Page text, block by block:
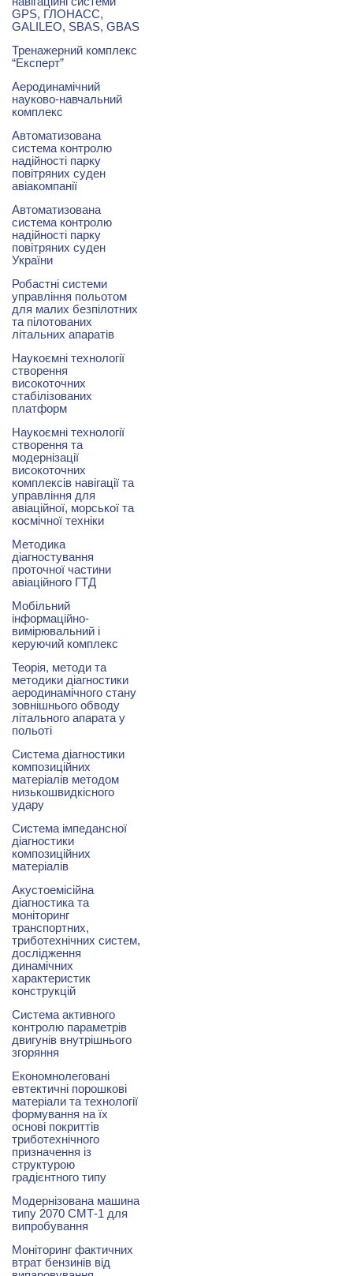
GPS, ГЛОНАСС,
GALILEO, SBAS, GBAS
Тренажерний комплекс
“Експерт”
Аеродинамічний
науково-навчальний
комплекс
Автоматизована
система контролю
надійності парку
повітряних суден
авіакомпанії
Автоматизована
система контролю
надійності парку
повітряних суден
України
Робастні системи
управління польотом
для малих безпілотних
та пілотованих
літальних апаратів
Наукоємні технології
створення
високоточних
стабілізованих
платформ
Наукоємні технології
створення та
модернізації
високоточних
комплексів навігації та
управління для
авіаційної, морської та
космічної техніки
Методика
діагностування
проточної частини
авіаційного ГТД
Мобільний
інформаційно-
вимірювальний і
керуючий комплекс
Теорія, методи та
методики діагностики
аеродинамічного стану
зовнішнього обводу
літального апарата у
польоті
Система діагностики
композиційних
матеріалів методом
низькошвидкісного
удару
Система імпедансної
діагностики
композиційних
матеріалів
Акустоемісійна
діагностика та
моніторинг
транспортних,
триботехнічних систем,
дослідження
динамічних
характеристик
конструкцій
Система активного
контролю параметрів
двигунів внутрішнього
згоряння
Економнолеговані
евтектичні порошкові
матеріали та технології
формування на їх
основі покриттів
триботехнічного
призначення із
структурою
градієнтного типу
Модернізована машина
типу 2070 СМТ-1 для
випробування
Моніторинг фактичних
втрат бензинів від